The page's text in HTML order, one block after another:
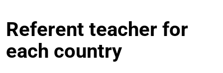
Referent teacher for
each country